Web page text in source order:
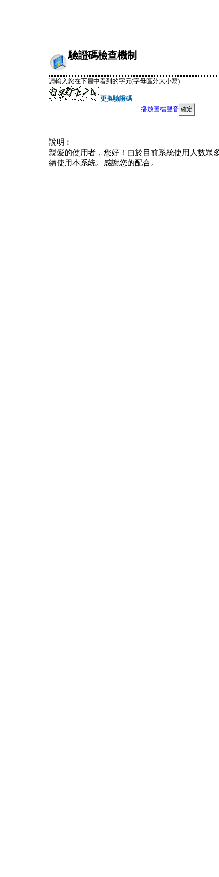
驗證碼檢查機制
請輸入您在下圖中看到的字元(字母區分大小寫)
更換驗證碼
播放圖檔聲音
說明︰
親愛的使用者，您好！由於目前系統使用人數眾
續使用本系統。感謝您的配合。